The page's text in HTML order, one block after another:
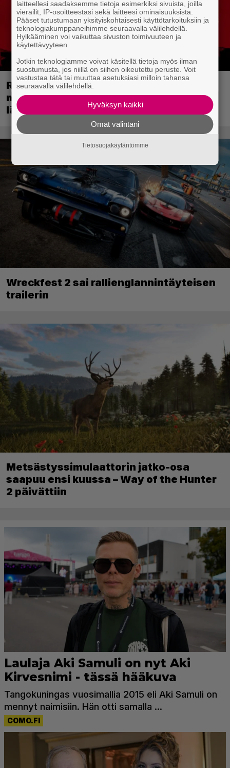
Red Dead Redemption 2:n
menestyskulku jatkuu – Rockstarin
länneneepos rikkoi uuden rajapyykin
Wreckfest 2 sai rallienglannintäyteisen
trailerin
Metsästyssimulaattorin jatko-osa
saapuu ensi kuussa – Way of the Hunter
2 päivättiin
laitteellesi saadaksemme tietoja esimerkiksi sivuista, joilla
vierailit, IP-osoitteestasi sekä laitteesi ominaisuuksista.
Pääset tutustumaan yksityiskohtaisesti käyttötarkoituksiin ja
teknologiakumppaneihimme seuraavalla välilehdellä.
Hylkääminen voi vaikuttaa sivuston toimivuuteen ja
käytettävyyteen.
Jotkin teknologiamme voivat käsitellä tietoja myös ilman
suostumusta, jos niillä on siihen oikeutettu peruste. Voit
vastustaa tätä tai muuttaa asetuksiasi milloin tahansa
seuraavalla välilehdellä.
Hyväksyn kaikki
Omat valintani
Tietosuojakäytäntömme